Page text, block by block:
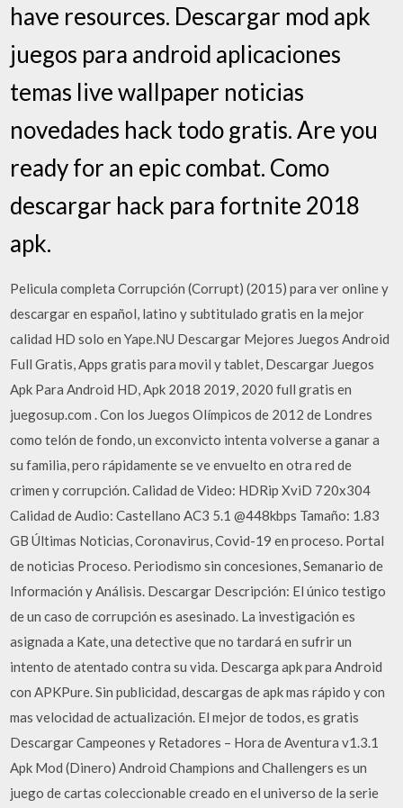
have resources. Descargar mod apk
juegos para android aplicaciones
temas live wallpaper noticias
novedades hack todo gratis. Are you
ready for an epic combat. Como
descargar hack para fortnite 2018
apk.
Pelicula completa Corrupción (Corrupt) (2015) para ver online y
descargar en español, latino y subtitulado gratis en la mejor
calidad HD solo en Yape.NU Descargar Mejores Juegos Android
Full Gratis, Apps gratis para movil y tablet, Descargar Juegos
Apk Para Android HD, Apk 2018 2019, 2020 full gratis en
juegosup.com . Con los Juegos Olímpicos de 2012 de Londres
como telón de fondo, un exconvicto intenta volverse a ganar a
su familia, pero rápidamente se ve envuelto en otra red de
crimen y corrupción. Calidad de Video: HDRip XviD 720x304
Calidad de Audio: Castellano AC3 5.1 @448kbps Tamaño: 1.83
GB Últimas Noticias, Coronavirus, Covid-19 en proceso. Portal
de noticias Proceso. Periodismo sin concesiones, Semanario de
Información y Análisis. Descargar Descripción: El único testigo
de un caso de corrupción es asesinado. La investigación es
asignada a Kate, una detective que no tardará en sufrir un
intento de atentado contra su vida. Descarga apk para Android
con APKPure. Sin publicidad, descargas de apk mas rápido y con
mas velocidad de actualización. El mejor de todos, es gratis
Descargar Campeones y Retadores – Hora de Aventura v1.3.1
Apk Mod (Dinero) Android Champions and Challengers es un
juego de cartas coleccionable creado en el universo de la serie